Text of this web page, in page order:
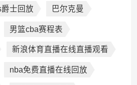
士回放 巴尔克曼
男篮cba赛程表
新浪体育直播在线直播观看
nba免费直播在线回放